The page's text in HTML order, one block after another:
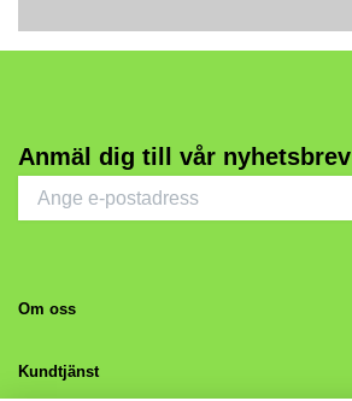
Anmäl dig till vår nyhetsbrev
Om oss
Kundtjänst